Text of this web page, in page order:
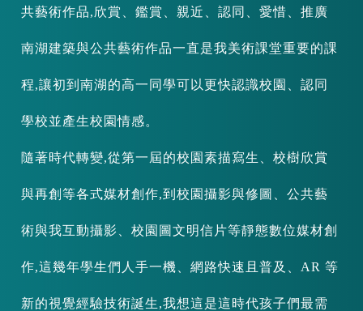
共藝術作品,欣賞、鑑賞、親近、認同、愛惜、推廣
南湖建築與公共藝術作品一直是我美術課堂重要的課
程,讓初到南湖的高一同學可以更快認識校園、認同
學校並產生校園情感。
隨著時代轉變,從第一屆的校園素描寫生、校樹欣賞
與再創等各式媒材創作,到校園攝影與修圖、公共藝
術與我互動攝影、校園圖文明信片等靜態數位媒材創
作,這幾年學生們人手一機、網路快速且普及、AR 等
新的視覺經驗技術誕生,我想這是這時代孩子們最需